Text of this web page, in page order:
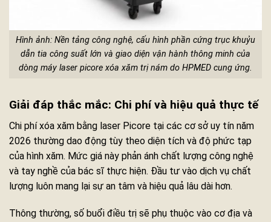
Hình ảnh: Nền tảng công nghệ, cấu hình phần cứng trục khuỷu
dẫn tia công suất lớn và giao diện vận hành thông minh của
dòng máy laser picore xóa xăm trị nám do HPMED cung ứng.
Giải đáp thắc mắc: Chi phí và hiệu quả thực tế
Chi phí xóa xăm bằng laser Picore tại các cơ sở uy tín năm
2026 thường dao động tùy theo diện tích và độ phức tạp
của hình xăm. Mức giá này phản ánh chất lượng công nghệ
và tay nghề của bác sĩ thực hiện. Đầu tư vào dịch vụ chất
lượng luôn mang lại sự an tâm và hiệu quả lâu dài hơn.
Thông thường, số buổi điều trị sẽ phụ thuộc vào cơ địa và